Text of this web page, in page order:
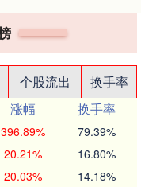
个股流出
换手率
涨幅
换手率
396.89% 79.39%
20.21% 16.80%
20.03% 14.18%